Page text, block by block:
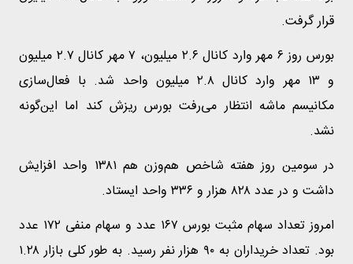
قرار گرفت.
بورس روز ۶ مهر وارد کانال ۲.۶ میلیون، ۷ مهر کانال ۲.۷ میلیون
و ۱۳ مهر وارد کانال ۲.۸ میلیون واحد شد. با فعال‌سازی
مکانیسم ماشه انتظار می‌رفت بورس ریزش کند اما این‌گونه
نشد.
در سومین روز هفته شاخص هم‌وزن هم ۱۳۸۱ واحد افزایش
داشت و در عدد ۸۲۸ هزار و ۳۳۶ واحد ایستاد.
امروز تعداد سهام مثبت بورس ۱۶۷ عدد و سهام منفی ۱۷۲ عدد
بود. تعداد خریداران به ۹۰ هزار نفر رسید. به طور کلی بازار ۱.۲۸